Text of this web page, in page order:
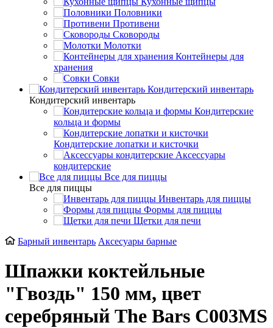
Половники
Противени
Сковороды
Молотки
Контейнеры для
хранения
Совки
Кондитерский инвентарь
Кондитерский инвентарь
Кондитерские
кольца и формы
Кондитерские лопатки и кисточки
Аксессуары
кондитерские
Все для пиццы
Все для пиццы
Инвентарь для пиццы
Формы для пиццы
Щетки для печи
Барный инвентарь Аксесуары барные
Шпажки коктейльные
"Гвоздь" 150 мм, цвет
серебряный The Bars C003MS